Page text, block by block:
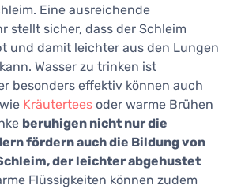
Eine ausreichende
stellt sicher, dass der Schleim
und damit leichter aus den Lungen
Wasser zu trinken ist
besonders effektiv können auch
Kräutertees oder warme Brühen
beruhigen nicht nur die
fördern auch die Bildung von
der leichter abgehustet
Flüssigkeiten können zudem